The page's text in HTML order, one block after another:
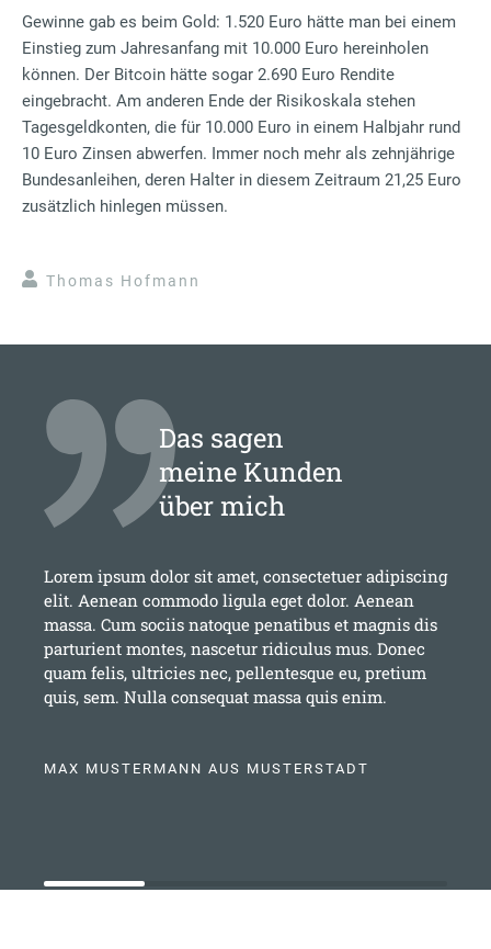
Gewinne gab es beim Gold: 1.520 Euro hätte man bei einem
Einstieg zum Jahresanfang mit 10.000 Euro hereinholen
können. Der Bitcoin hätte sogar 2.690 Euro Rendite
eingebracht. Am anderen Ende der Risikoskala stehen
Tagesgeldkonten, die für 10.000 Euro in einem Halbjahr rund
10 Euro Zinsen abwerfen. Immer noch mehr als zehnjährige
Bundesanleihen, deren Halter in diesem Zeitraum 21,25 Euro
zusätzlich hinlegen müssen.
Thomas Hofmann
Das sagen
meine Kunden
über mich
Lorem ipsum dolor sit amet, consectetuer adipiscing
elit. Aenean commodo ligula eget dolor. Aenean
massa. Cum sociis natoque penatibus et magnis dis
parturient montes, nascetur ridiculus mus. Donec
quam felis, ultricies nec, pellentesque eu, pretium
quis, sem. Nulla consequat massa quis enim.
MAX MUSTERMANN AUS MUSTERSTADT